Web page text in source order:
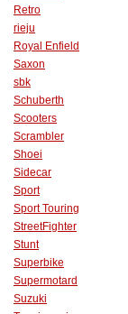
Retro
rieju
Royal Enfield
Saxon
sbk
Schuberth
Scooters
Scrambler
Shoei
Sidecar
Sport
Sport Touring
StreetFighter
Stunt
Superbike
Supermotard
Suzuki